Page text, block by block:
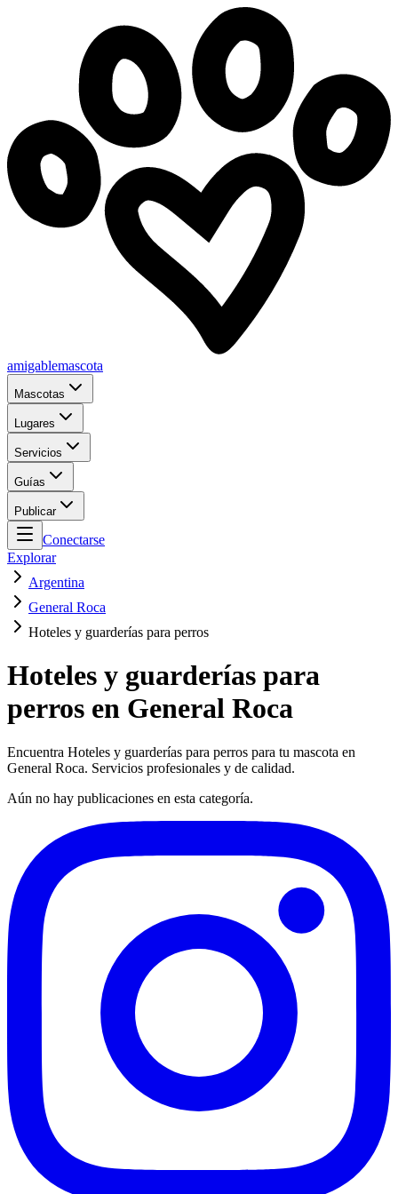
amigablemascota
Mascotas
Lugares
Servicios
Guías
Publicar
Conectarse
Explorar
Argentina
General Roca
Hoteles y guarderías para perros
Hoteles y guarderías para
perros en General Roca
Encuentra Hoteles y guarderías para perros para tu mascota en
General Roca. Servicios profesionales y de calidad.
Aún no hay publicaciones en esta categoría.